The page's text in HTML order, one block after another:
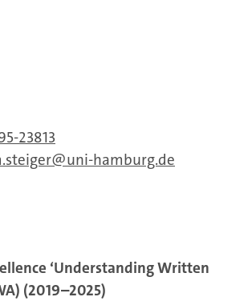
23813
uni-hamburg.de
‘Understanding Written
(2019–2025)